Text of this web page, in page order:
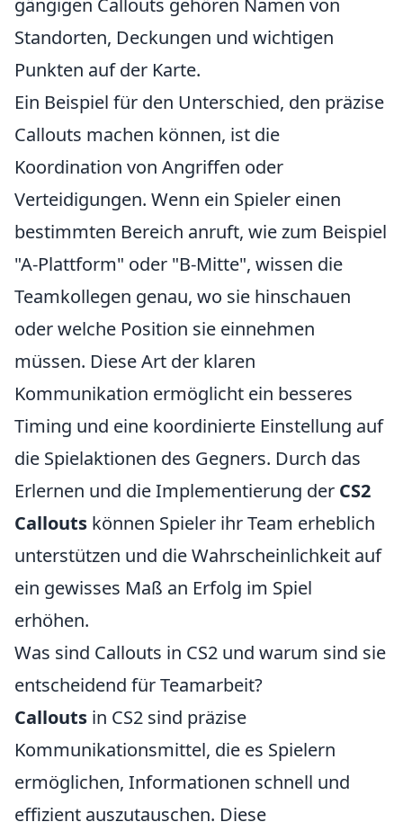
gängigen Callouts gehören Namen von
Standorten, Deckungen und wichtigen
Punkten auf der Karte.
Ein Beispiel für den Unterschied, den präzise
Callouts machen können, ist die
Koordination von Angriffen oder
Verteidigungen. Wenn ein Spieler einen
bestimmten Bereich anruft, wie zum Beispiel
"A-Plattform" oder "B-Mitte", wissen die
Teamkollegen genau, wo sie hinschauen
oder welche Position sie einnehmen
müssen. Diese Art der klaren
Kommunikation ermöglicht ein besseres
Timing und eine koordinierte Einstellung auf
die Spielaktionen des Gegners. Durch das
Erlernen und die Implementierung der CS2
Callouts können Spieler ihr Team erheblich
unterstützen und die Wahrscheinlichkeit auf
ein gewisses Maß an Erfolg im Spiel
erhöhen.
Was sind Callouts in CS2 und warum sind sie
entscheidend für Teamarbeit?
Callouts in CS2 sind präzise
Kommunikationsmittel, die es Spielern
ermöglichen, Informationen schnell und
effizient auszutauschen. Diese